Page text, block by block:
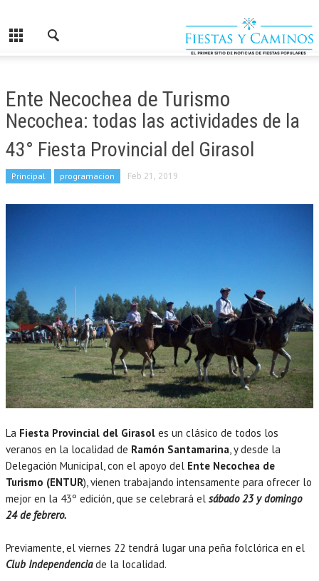
Ente Necochea de Turismo
Necochea: todas las actividades de la
43° Fiesta Provincial del Girasol
Principal programacion Feb 21, 2019
La Fiesta Provincial del Girasol es un clásico de todos los
veranos en la localidad de Ramón Santamarina, y desde la
Delegación Municipal, con el apoyo del Ente Necochea de
Turismo (ENTUR), vienen trabajando intensamente para ofrecer lo
mejor en la 43º edición, que se celebrará el sábado 23 y domingo
24 de febrero.
Previamente, el viernes 22 tendrá lugar una peña folclórica en el
Club Independenciade la localidad.